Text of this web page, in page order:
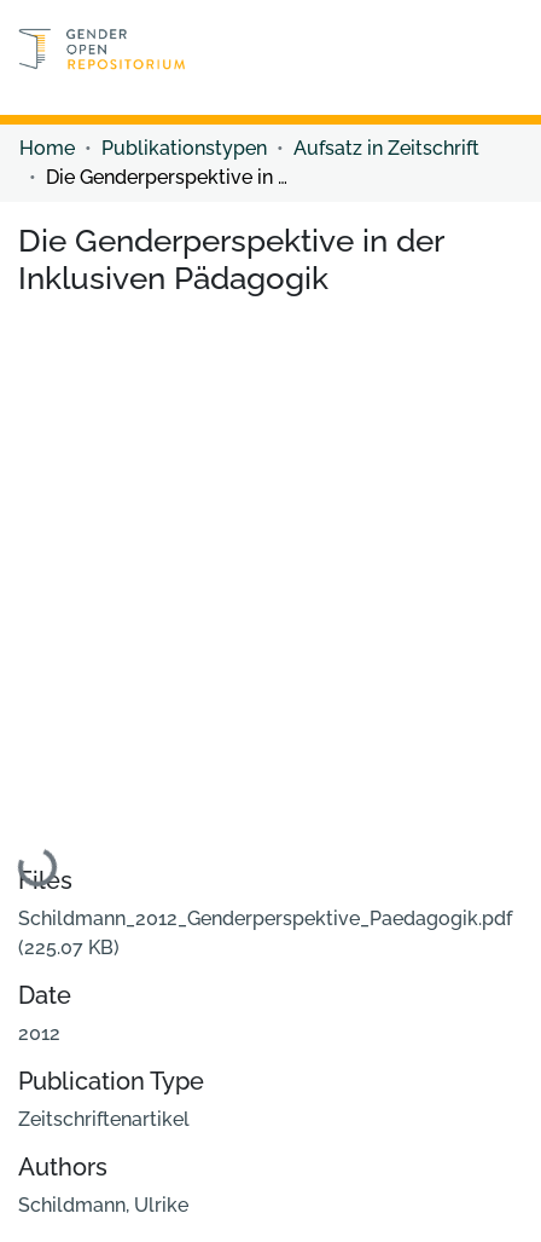
Discover content
Home Publikationstypen
Aufsatz in Zeitschrift
Die Genderperspektive in der Inklusiven Pädagogik
Die Genderperspektive in der
Inklusiven Pädagogik
Loading...
Files
Schildmann_2012_Genderperspektive_Paedagogik.pdf
(225.07 KB)
Date
2012
Publication Type
Zeitschriftenartikel
Authors
Schildmann, Ulrike